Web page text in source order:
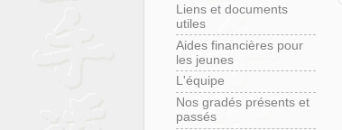
Liens et documents
utiles
Aides financières pour
les jeunes
L'équipe
Nos gradés présents et
passés